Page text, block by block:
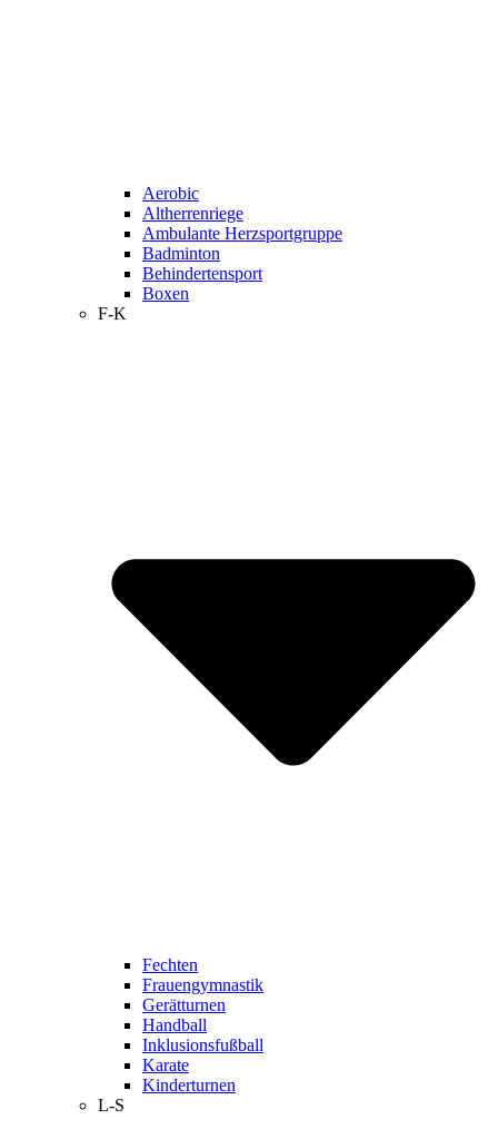
Aerobic
Altherrenriege
Ambulante Herzsportgruppe
Badminton
Behindertensport
Boxen
F-K
Fechten
Frauengymnastik
Gerätturnen
Handball
Inklusionsfußball
Karate
Kinderturnen
L-S